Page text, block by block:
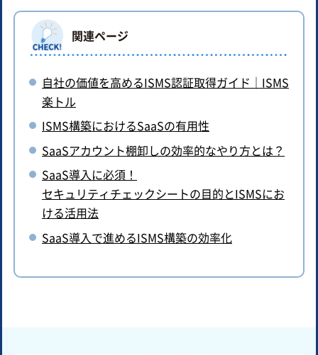
関連ページ
自社の価値を高めるISMS認証取得ガイド｜ISMS
楽トル
ISMS構築におけるSaaSの有用性
SaaSアカウント棚卸しの効率的なやり方とは？
SaaS導入に必須！
セキュリティチェックシートの目的とISMSにお
ける活用法
SaaS導入で進めるISMS構築の効率化